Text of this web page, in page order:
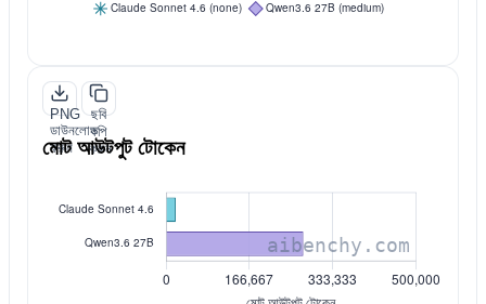
PNG
ডাউনলোড
করুন
ছবি
কপি
করুন
মোট আউটপুট টোকেন